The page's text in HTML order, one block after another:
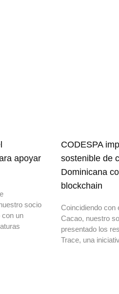
apoyar
socio
con un
CODESPA
sostenible de
Dominicana
blockchain
Coincidiendo con
Cacao, nuestro
presentado los
Trace, una